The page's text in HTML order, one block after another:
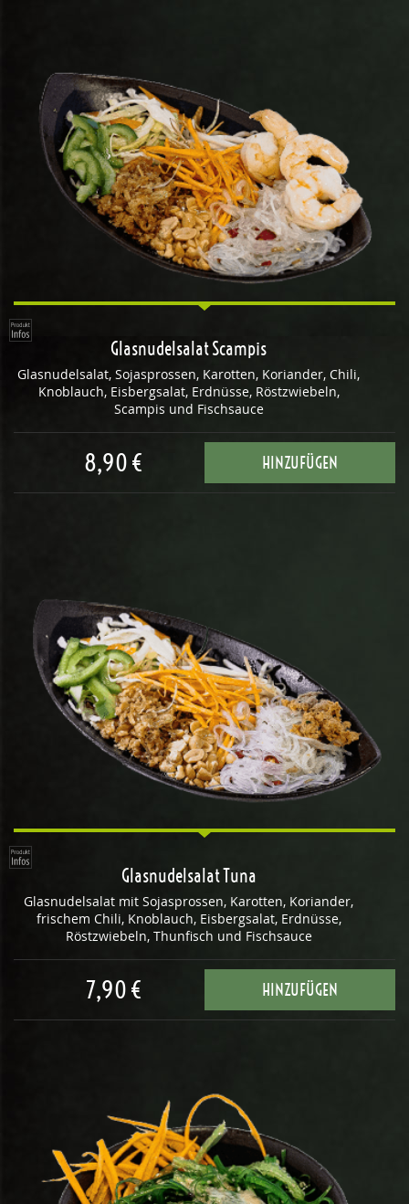
Glasnudelsalat Scampis
Glasnudelsalat, Sojasprossen, Karotten, Koriander, Chili,
Knoblauch, Eisbergsalat, Erdnüsse, Röstzwiebeln,
Scampis und Fischsauce
8,90 € HINZUFÜGEN
Glasnudelsalat Tuna
Glasnudelsalat mit Sojasprossen, Karotten, Koriander,
frischem Chili, Knoblauch, Eisbergsalat, Erdnüsse,
Röstzwiebeln, Thunfisch und Fischsauce
7,90 € HINZUFÜGEN